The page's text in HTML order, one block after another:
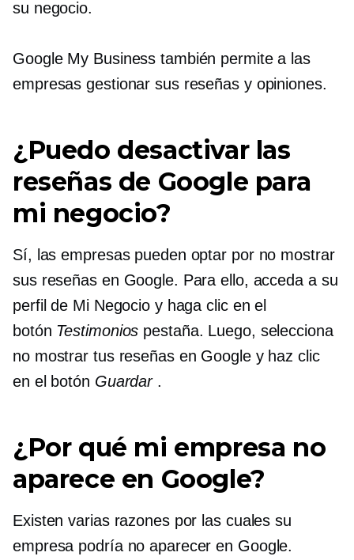
su negocio.
Google My Business también permite a las
empresas gestionar sus reseñas y opiniones.
¿Puedo desactivar las
reseñas de Google para
mi negocio?
Sí, las empresas pueden optar por no mostrar
sus reseñas en Google. Para ello, acceda a su
perfil de Mi Negocio y haga clic en el
botón Testimonios pestaña. Luego, selecciona
no mostrar tus reseñas en Google y haz clic
en el botón Guardar.
¿Por qué mi empresa no
aparece en Google?
Existen varias razones por las cuales su
empresa podría no aparecer en Google.